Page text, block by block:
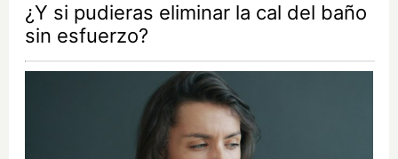
¿Y si pudieras eliminar la cal del baño
sin esfuerzo?